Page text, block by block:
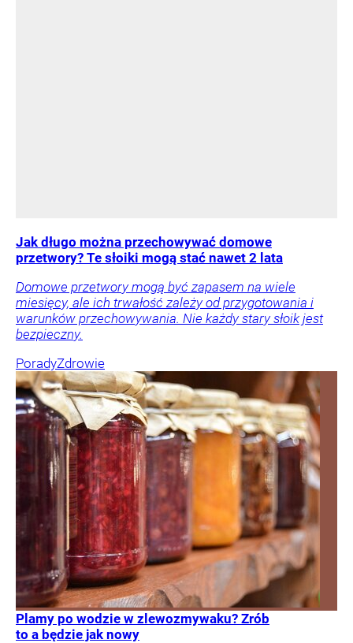
Jak długo można przechowywać domowe
przetwory? Te słoiki mogą stać nawet 2 lata
Domowe przetwory mogą być zapasem na wiele
miesięcy, ale ich trwałość zależy od przygotowania i
warunków przechowywania. Nie każdy stary słoik jest
bezpieczny.
PoradyZdrowie
Plamy po wodzie w zlewozmywaku? Zrób
to a będzie jak nowy